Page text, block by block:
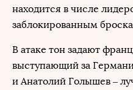
находится в числе
заблокированным
В атаке тон задают
выступающий за
и Анатолий Голышев –